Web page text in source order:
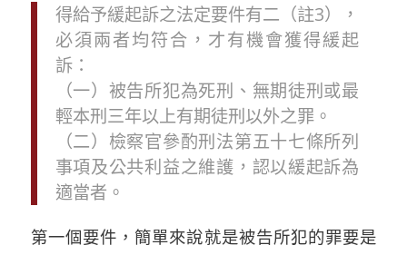
得給予緩起訴之法定要件有二（註3），
必須兩者均符合，才有機會獲得緩起
訴：
（一）被告所犯為死刑、無期徒刑或最
輕本刑三年以上有期徒刑以外之罪。
（二）檢察官參酌刑法第五十七條所列
事項及公共利益之維護，認以緩起訴為
適當者。
第一個要件，簡單來說就是被告所犯的罪要是